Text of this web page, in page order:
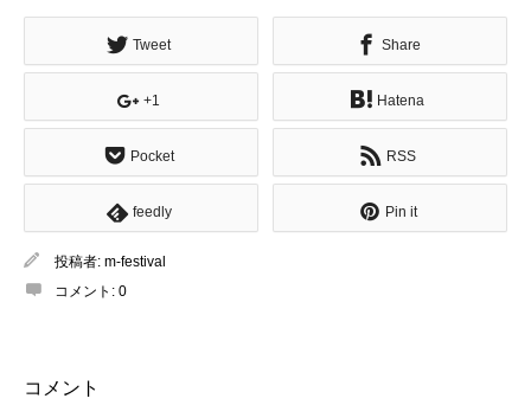
Tweet Share
+1 Hatena
Pocket RSS
feedly Pin it
投稿者: m-festival
コメント: 0
コメント